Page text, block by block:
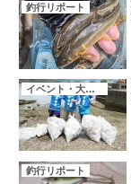
釣行リポート
イベント・大会・キャンペーン
釣行リポート